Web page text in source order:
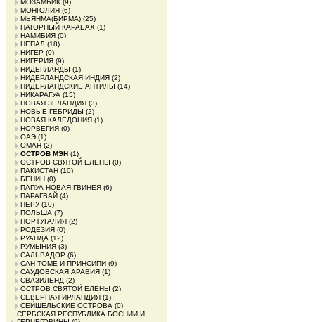
МОЗАМБИК (9)
МОНГОЛИЯ (6)
МЬЯНМА(БИРМА) (25)
НАГОРНЫЙ КАРАБАХ (1)
НАМИБИЯ (0)
НЕПАЛ (18)
НИГЕР (0)
НИГЕРИЯ (9)
НИДЕРЛАНДЫ (1)
НИДЕРЛАНДСКАЯ ИНДИЯ (2)
НИДЕРЛАНДСКИЕ АНТИЛЫ (14)
НИКАРАГУА (15)
НОВАЯ ЗЕЛАНДИЯ (3)
НОВЫЕ ГЕБРИДЫ (2)
НОВАЯ КАЛЕДОНИЯ (1)
НОРВЕГИЯ (0)
ОАЭ (1)
ОМАН (2)
ОСТРОВ МЭН (1)
ОСТРОВ СВЯТОЙ ЕЛЕНЫ (0)
ПАКИСТАН (10)
БЕНИН (0)
ПАПУА-НОВАЯ ГВИНЕЯ (6)
ПАРАГВАЙ (4)
ПЕРУ(10)
ПОЛЬША (7)
ПОРТУГАЛИЯ (2)
РОДЕЗИЯ (0)
РУАНДА (12)
РУМЫНИЯ (3)
САЛЬВАДОР (6)
САН-ТОМЕ И ПРИНСИПИ (9)
САУДОВСКАЯ АРАВИЯ (1)
СВАЗИЛЕНД (2)
ОСТРОВ СВЯТОЙ ЕЛЕНЫ (2)
СЕВЕРНАЯ ИРЛАНДИЯ (1)
СЕЙШЕЛЬСКИЕ ОСТРОВА (0)
СЕРБСКАЯ РЕСПУБЛИКА БОСНИИ И